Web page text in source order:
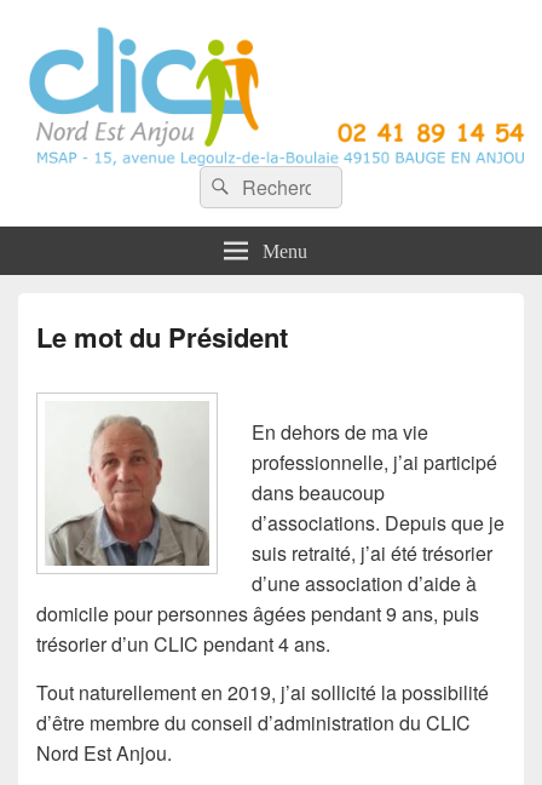
CLIC Nord Est Anjou
Recherche :
Rechercher
Menu
Le mot du Président
En dehors de ma vie
professionnelle, j’ai participé
dans beaucoup
d’associations. Depuis que je
suis retraité, j’ai été trésorier
d’une association d’aide à
domicile pour personnes âgées pendant 9 ans, puis
trésorier d’un CLIC pendant 4 ans.
Tout naturellement en 2019, j’ai sollicité la possibilité
d’être membre du conseil d’administration du CLIC
Nord Est Anjou.